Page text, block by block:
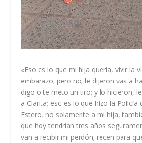
«Eso es lo que mi hija quería, vivir la
embarazo; pero no; le dijeron vas a
digo o te meto un tiro; y lo hicieron,
a Clarita; eso es lo que hizo la Policía
Estero, no solamente a mi hija,
que hoy tendrían tres años
van a recibir mi perdón; recen para